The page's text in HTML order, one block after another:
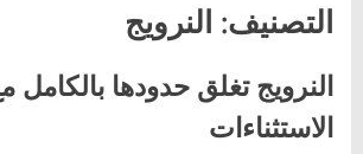
التصنيف: النرويج
النرويج تغلق حدودها
الاستثناءات